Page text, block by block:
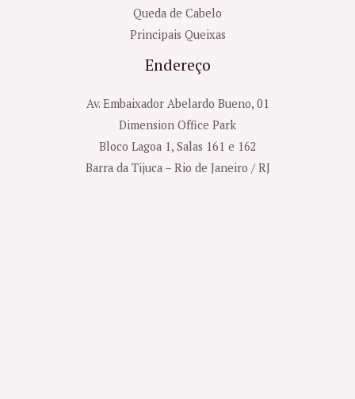
Queda de Cabelo
Principais Queixas
Endereço
Av. Embaixador Abelardo Bueno, 01
Dimension Office Park
Bloco Lagoa 1, Salas 161 e 162
Barra da Tijuca – Rio de Janeiro / RJ